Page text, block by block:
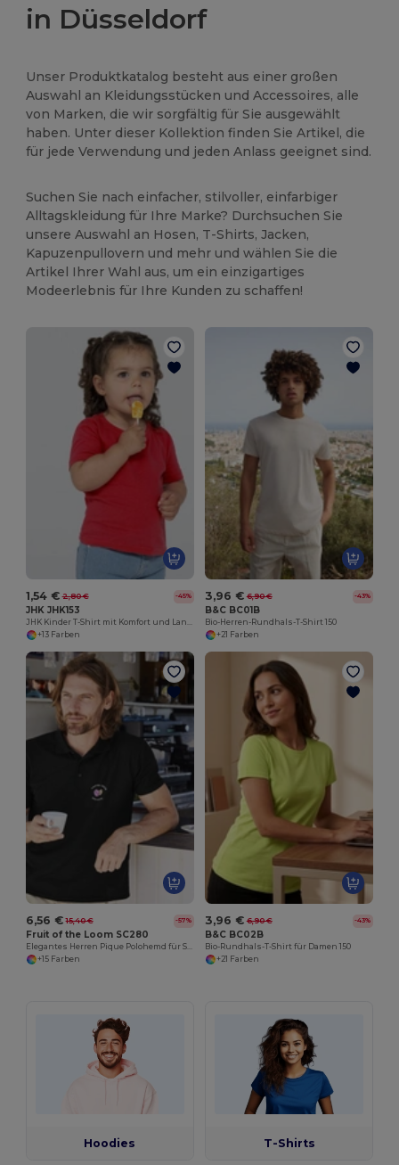
in Düsseldorf
Unser Produktkatalog besteht aus einer großen
Auswahl an Kleidungsstücken und Accessoires, alle
von Marken, die wir sorgfältig für Sie ausgewählt
haben. Unter dieser Kollektion finden Sie Artikel, die
für jede Verwendung und jeden Anlass geeignet sind.
Suchen Sie nach einfacher, stilvoller, einfarbiger
Alltagskleidung für Ihre Marke? Durchsuchen Sie
unsere Auswahl an Hosen, T-Shirts, Jacken,
Kapuzenpullovern und mehr und wählen Sie die
Artikel Ihrer Wahl aus, um ein einzigartiges
Modeerlebnis für Ihre Kunden zu schaffen!
1,54 € 2,80 € -45%
JHK JHK153
+13 Farben
3,96 € 6,90 € -43%
B&C BC01B
Bio-Herren-Rundhals-T-Shirt 150
+21 Farben
6,56 € 15,40 € -57%
Fruit of the Loom SC280
+15 Farben
3,96 € 6,90 € -43%
B&C BC02B
Bio-Rundhals-T-Shirt für Damen 150
+21 Farben
Hoodies T-Shirts